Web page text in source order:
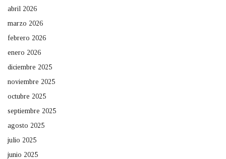
abril 2026
marzo 2026
febrero 2026
enero 2026
diciembre 2025
noviembre 2025
octubre 2025
septiembre 2025
agosto 2025
julio 2025
junio 2025